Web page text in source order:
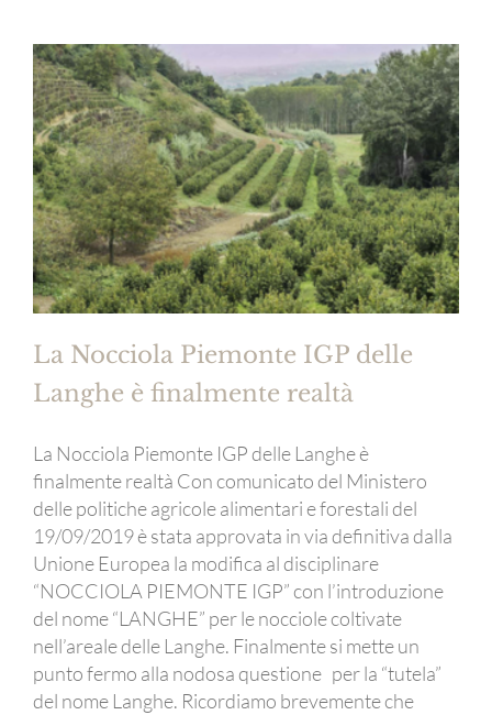
La Nocciola Piemonte IGP delle
Langhe è finalmente realtà
La Nocciola Piemonte IGP delle Langhe è
finalmente realtà Con comunicato del Ministero
delle politiche agricole alimentari e forestali del
19/09/2019 è stata approvata in via definitiva dalla
Unione Europea la modifica al disciplinare
“NOCCIOLA PIEMONTE IGP” con l’introduzione
del nome “LANGHE” per le nocciole coltivate
nell’areale delle Langhe. Finalmente si mette un
punto fermo alla nodosa questione per la “tutela”
del nome Langhe. Ricordiamo brevemente che